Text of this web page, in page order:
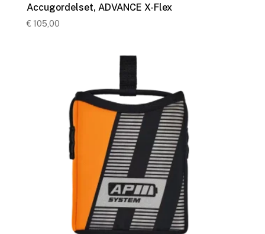
Accugordelset, ADVANCE X-Flex
€ 105,00